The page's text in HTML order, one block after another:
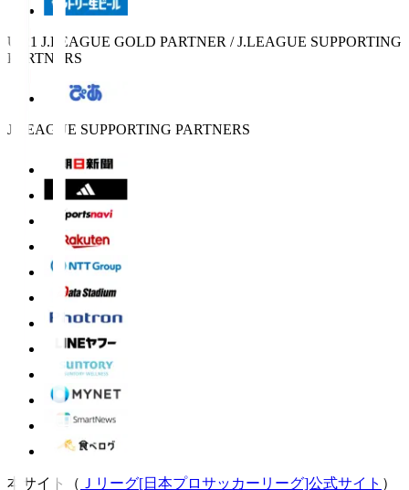
U-21 J.LEAGUE GOLD PARTNER / J.LEAGUE SUPPORTING
PARTNERS
J.LEAGUE SUPPORTING PARTNERS
本サイト（ Ｊリーグ[日本プロサッカーリーグ]公式サイト ）